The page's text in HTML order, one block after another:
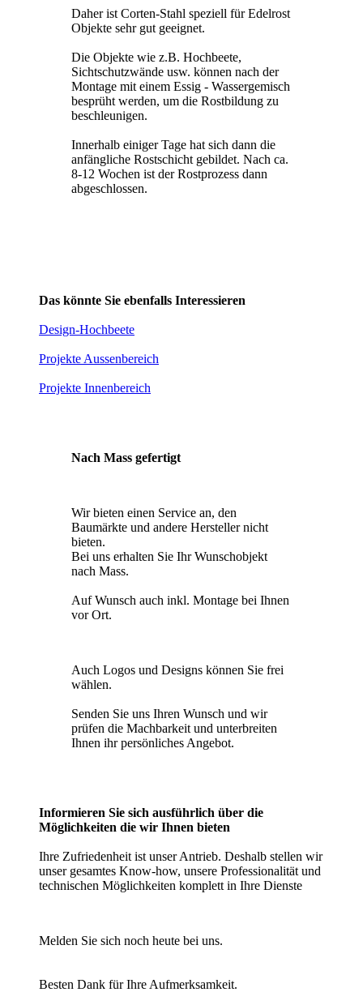
Daher ist Corten-Stahl speziell für Edelrost
Objekte sehr gut geeignet.
Die Objekte wie z.B. Hochbeete,
Sichtschutzwände usw. können nach der
Montage mit einem Essig - Wassergemisch
besprüht werden, um die Rostbildung zu
beschleunigen.
Innerhalb einiger Tage hat sich dann die
anfängliche Rostschicht gebildet. Nach ca.
8-12 Wochen ist der Rostprozess dann
abgeschlossen.
Das könnte Sie ebenfalls Interessieren
Design-Hochbeete
Projekte Aussenbereich
Projekte Innenbereich
Nach Mass gefertigt
Wir bieten einen Service an, den
Baumärkte und andere Hersteller nicht
bieten.
Bei uns erhalten Sie Ihr Wunschobjekt
nach Mass.
Auf Wunsch auch inkl. Montage bei Ihnen
vor Ort.
Auch Logos und Designs können Sie frei
wählen.
Senden Sie uns Ihren Wunsch und wir
prüfen die Machbarkeit und unterbreiten
Ihnen ihr persönliches Angebot.
Informieren Sie sich ausführlich über die
Möglichkeiten die wir Ihnen bieten
Ihre Zufriedenheit ist unser Antrieb. Deshalb stellen wir
unser gesamtes Know-how, unsere Professionalität und
technischen Möglichkeiten komplett in Ihre Dienste
Melden Sie sich noch heute bei uns.
Besten Dank für Ihre Aufmerksamkeit.